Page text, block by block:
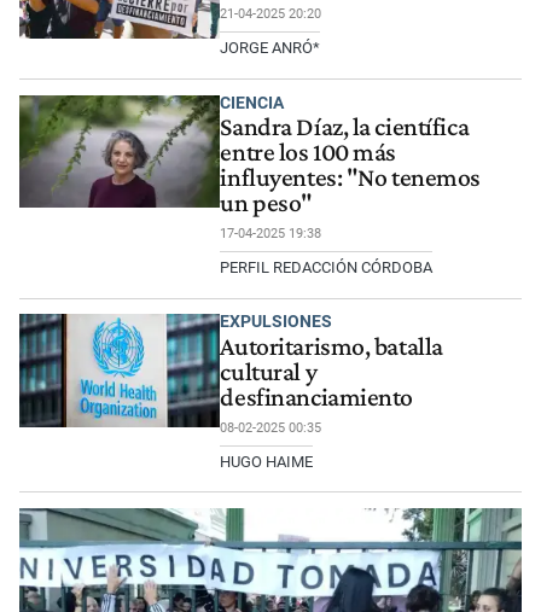
21-04-2025 20:20
JORGE ANRÓ*
CIENCIA
Sandra Díaz, la científica
entre los 100 más
influyentes: "No tenemos
un peso"
17-04-2025 19:38
PERFIL REDACCIÓN CÓRDOBA
EXPULSIONES
Autoritarismo, batalla
cultural y
desfinanciamiento
08-02-2025 00:35
HUGO HAIME